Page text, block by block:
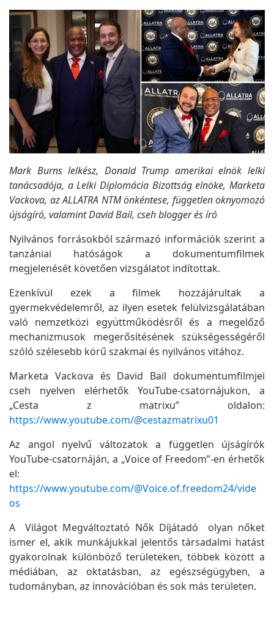
Mark Burns lelkész, Donald Trump amerikai elnök lelki
tanácsadója, a Lelki Diplomácia Bizottság elnöke, Marketa
Vackova, az ALLATRA NTM önkéntese, független oknyomozó
újságíró, valamint David Bail, cseh blogger és író
Nyilvános forrásokból származó információk szerint a
tanzániai hatóságok a dokumentumfilmek
megjelenését követően vizsgálatot indítottak.
Ezenkívül ezek a filmek hozzájárultak a
gyermekvédelemről, az ilyen esetek felülvizsgálatában
való nemzetközi együttműködésről és a megelőző
mechanizmusok megerősítésének szükségességéről
szóló szélesebb körű szakmai és nyilvános vitához.
Marketa Vackova és David Bail dokumentumfilmjei
cseh nyelven elérhetők YouTube-csatornájukon, a
„Cesta z matrixu” oldalon:
https://www.youtube.com/@cestazmatrixu01
Az angol nyelvű változatok a független újságírók
YouTube-csatornáján, a „Voice of Freedom”-en érhetők
el:
https://www.youtube.com/@Voice.of.freedom24/vide
os
A Világot Megváltoztató Nők Díjátadó olyan nőket
ismer el, akik munkájukkal jelentős társadalmi hatást
gyakorolnak különböző területeken, többek között a
médiában, az oktatásban, az egészségügyben, a
tudományban, az innovációban és sok más területen.